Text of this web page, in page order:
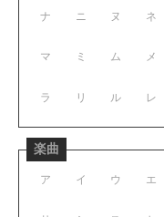
ナ ニ ヌ ネ
マ ミ ム メ
ラ リ ル レ
楽曲
ア イ ウ エ